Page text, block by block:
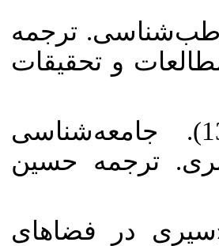
دنیس. (1380). مخاطب‌شناسی. ترجمه
و تحقیقات
44. موشتوری، آنتیگون. (1394). جامعه‌شناسی
ترجمه حسین
فیروزه، (1352). «سیری در فضاهای